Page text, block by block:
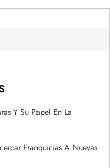
Y Su Papel En La
Franquicias A Nuevas